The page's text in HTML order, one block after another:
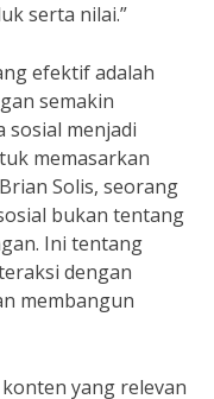
serta nilai.”
efektif adalah
semakin
sosial menjadi
memasarkan
Solis, seorang
bukan tentang
Ini tentang
dengan
membangun
yang relevan